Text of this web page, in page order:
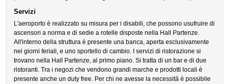
Servizi
L'aeroporto è realizzato su misura per i disabili, che possono usufruire di
ascensori a norma e di sedie a rotelle disposte nella Hall Partenze.
All'interno della struttura è presente una banca, aperta esclusivamente
nei giorni feriali, e uno sportello di cambio. I servizi di ristorazione si
trovano nella Hall Partenze, al primo piano. Si tratta di un bar e di due
ristoranti. Tra i negozi che vendono grandi marche e prodotti locali è
presente anche un duty free. Per chi ne avesse la necessità è possibile